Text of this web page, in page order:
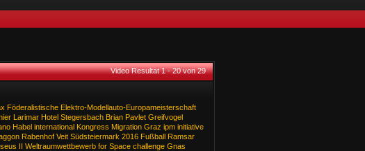
Video Resultat 1 - 20 von 29
Föderalistische Elektro-Modellauto-Europameisterschaft
Larimar Hotel Stegersbach Brian Pavlet Greifvogel
Habel international Kongress Migration Graz ipm initiative
Rabenhof Veit Südsteiermark 2016 Fußball Ramsar
II Weltraumwettbewerb for Space challenge Gnas